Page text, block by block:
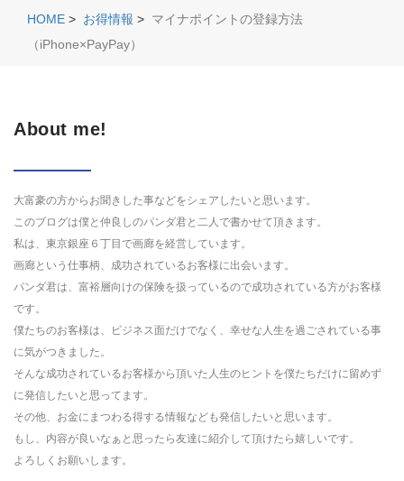
HOME > お得情報 > マイナポイントの登録方法
（iPhone×PayPay）
About me!
大富豪の方からお聞きした事などをシェアしたいと思います。
このブログは僕と仲良しのパンダ君と二人で書かせて頂きます。
私は、東京銀座６丁目で画廊を経営しています。
画廊という仕事柄、成功されているお客様に出会います。
パンダ君は、富裕層向けの保険を扱っているので成功されている方がお客様
です。
僕たちのお客様は、ビジネス面だけでなく、幸せな人生を過ごされている事
に気がつきました。
そんな成功されているお客様から頂いた人生のヒントを僕たちだけに留めず
に発信したいと思ってます。
その他、お金にまつわる得する情報なども発信したいと思います。
もし、内容が良いなぁと思ったら友達に紹介して頂けたら嬉しいです。
よろしくお願いします。